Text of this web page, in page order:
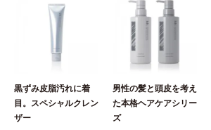
黒ずみ皮脂汚れに着
目。スペシャルクレン
ザー
男性の髪と頭皮を考え
た本格ヘアケアシリー
ズ